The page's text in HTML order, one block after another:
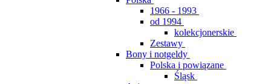
1966 - 1993
od 1994
kolekcjonerskie
Zestawy
Bony i notgeldy
Polska i powiązane
Śląsk